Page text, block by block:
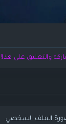
والتعليق على هذا!
الملف الشخصي